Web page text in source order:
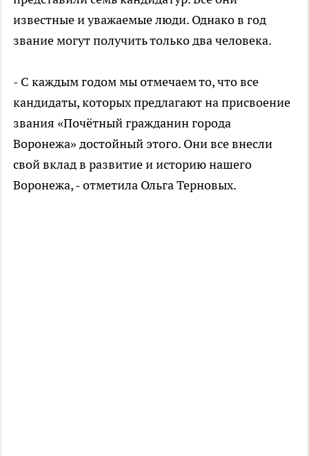
известные и уважаемые люди. Однако в год
звание могут получить только два человека.
- С каждым годом мы отмечаем то, что все
кандидаты, которых предлагают на присвоение
звания «Почётный гражданин города
Воронежа» достойный этого. Они все внесли
свой вклад в развитие и историю нашего
Воронежа, - отметила Ольга Терновых.